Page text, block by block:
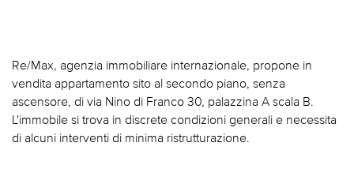
Re/Max, agenzia immobiliare internazionale, propone in
vendita appartamento sito al secondo piano, senza
ascensore, di via Nino di Franco 30, palazzina A scala B.
L'immobile si trova in discrete condizioni generali e necessita
di alcuni interventi di minima ristrutturazione.